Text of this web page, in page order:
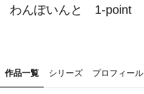
わんぽいんと 1-point
作品一覧 シリーズ プロフィール